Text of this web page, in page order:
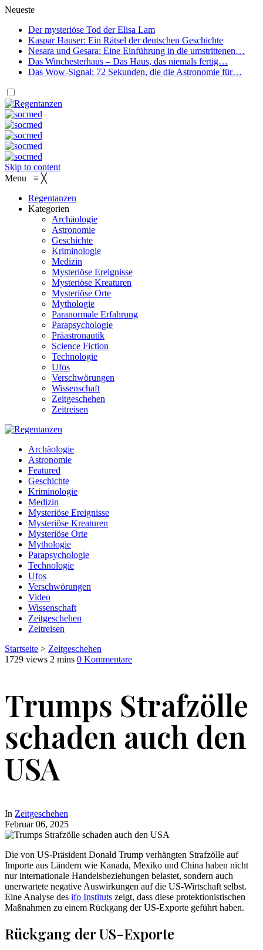
Neueste
Der mysteriöse Tod der Elisa Lam
Kaspar Hauser: Ein Rätsel der deutschen Geschichte
Nesara und Gesara: Eine Einführung in die umstrittenen…
Das Winchesterhaus – Das Haus, das niemals fertig…
Das Wow-Signal: 72 Sekunden, die die Astronomie für…
Skip to content
Menu ≡ ╳
Regentanzen
Kategorien
Archäologie
Astronomie
Geschichte
Kriminologie
Medizin
Mysteriöse Ereignisse
Mysteriöse Kreaturen
Mysteriöse Orte
Mythologie
Paranormale Erfahrung
Parapsychologie
Präastronautik
Science Fiction
Technologie
Ufos
Verschwörungen
Wissenschaft
Zeitgeschehen
Zeitreisen
Archäologie
Astronomie
Featured
Geschichte
Kriminologie
Medizin
Mysteriöse Ereignisse
Mysteriöse Kreaturen
Mysteriöse Orte
Mythologie
Parapsychologie
Technologie
Ufos
Verschwörungen
Video
Wissenschaft
Zeitgeschehen
Zeitreisen
Startseite > Zeitgeschehen
1729 views 2 mins 0 Kommentare
Trumps Strafzölle
schaden auch den
USA
In Zeitgeschehen
Februar 06, 2025
Die von US-Präsident Donald Trump verhängten Strafzölle auf
Importe aus Ländern wie Kanada, Mexiko und China haben nicht
nur internationale Handelsbeziehungen belastet, sondern auch
unerwartete negative Auswirkungen auf die US-Wirtschaft selbst.
Eine Analyse des ifo Instituts zeigt, dass diese protektionistischen
Maßnahmen zu einem Rückgang der US-Exporte geführt haben.
Rückgang der US-Exporte